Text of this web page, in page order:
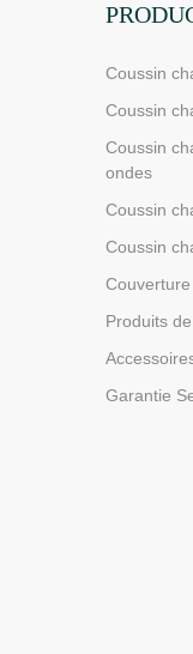
Coussin
Coussin
Coussin
ondes
Coussin
Coussin
Produits
Garantie